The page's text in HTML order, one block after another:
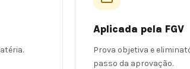
Aplicada pela FGV
Prova objetiva e
passo da aprovação.